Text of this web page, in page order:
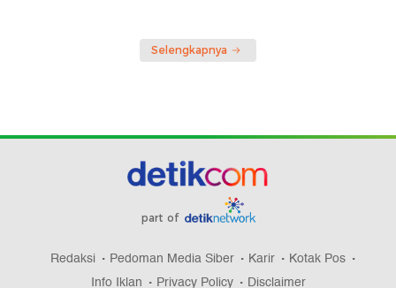
Selengkapnya
part of
Redaksi Pedoman Media Siber Karir
Kotak Pos
Info Iklan
Privacy Policy Disclaimer